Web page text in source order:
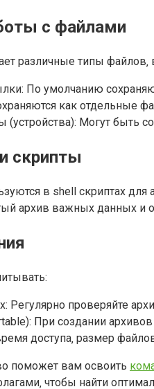
с файлами
различные типы файлов‚
По умолчанию
как отдельные
Могут быть
скрипты
в shell скриптах
архив важных данных и
Регулярно проверяйте
При создании
доступа‚ размер
поможет вам освоить
чтобы найти